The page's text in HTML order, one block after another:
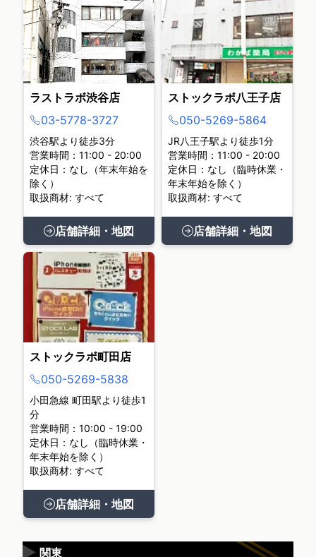
ラストラボ渋谷店
03-5778-3727
渋谷駅より徒歩3分
営業時間：11:00 - 20:00
定休日：なし（年末年始を
除く）
取扱商材: すべて
店舗詳細・地図
ストックラボ八王子店
050-5269-5864
JR八王子駅より徒歩1分
営業時間：11:00 - 20:00
定休日：なし（臨時休業・
年末年始を除く）
取扱商材: すべて
店舗詳細・地図
ストックラボ町田店
050-5269-5838
小田急線 町田駅より徒歩1
分
営業時間：10:00 - 19:00
定休日：なし（臨時休業・
年末年始を除く）
取扱商材: すべて
店舗詳細・地図
関東
▶